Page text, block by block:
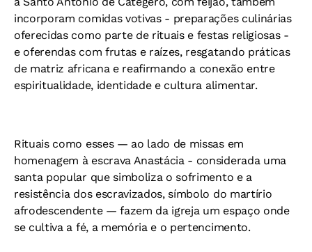
incorporam comidas votivas - preparações culinárias
oferecidas como parte de rituais e festas religiosas -
e oferendas com frutas e raízes, resgatando práticas
de matriz africana e reafirmando a conexão entre
espiritualidade, identidade e cultura alimentar.
Rituais como esses — ao lado de missas em
homenagem à escrava Anastácia - considerada uma
santa popular que simboliza o sofrimento e a
resistência dos escravizados, símbolo do martírio
afrodescendente — fazem da igreja um espaço onde
se cultiva a fé, a memória e o pertencimento.